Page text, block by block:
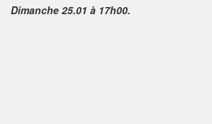
Dimanche 25.01 à 17h00.